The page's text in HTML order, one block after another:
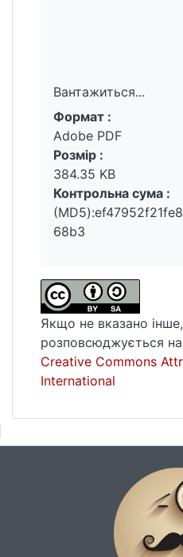
Вантажиться...
Вантажиться...
Формат :
Adobe PDF
Розмір :
384.35 KB
Контрольна сума :
68b3
Якщо не вказано
розповсюджується на
Creative Commons
International